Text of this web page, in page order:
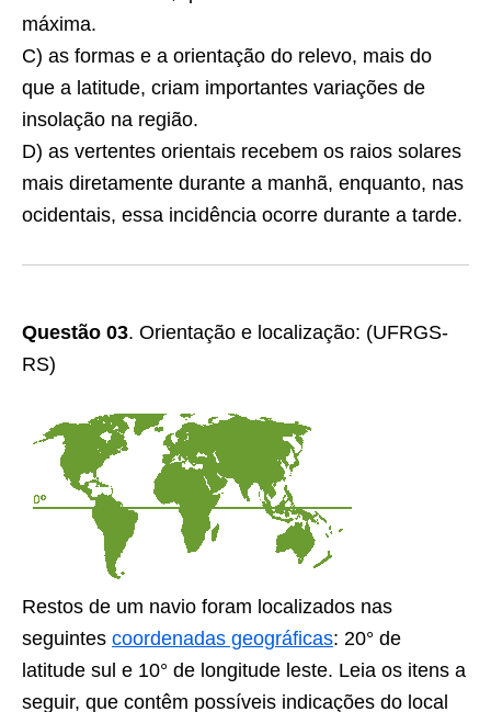
máxima.
C) as formas e a orientação do relevo, mais do
que a latitude, criam importantes variações de
insolação na região.
D) as vertentes orientais recebem os raios solares
mais diretamente durante a manhã, enquanto, nas
ocidentais, essa incidência ocorre durante a tarde.
Questão 03. Orientação e localização: (UFRGS-
RS)
Restos de um navio foram localizados nas
seguintes coordenadas geográficas: 20° de
latitude sul e 10° de longitude leste. Leia os itens a
seguir, que contêm possíveis indicações do local